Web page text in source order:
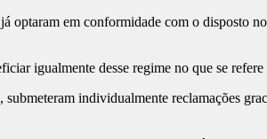
em conformidade com o disposto
igualmente desse regime no que se refere
individualmente reclamações